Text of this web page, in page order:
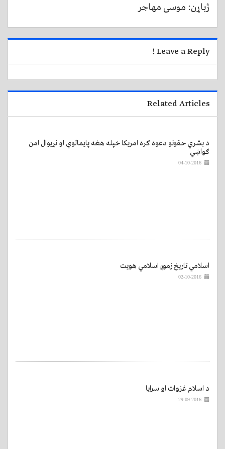
ژباړن: موسی مهاجر
Leave a Reply !
Related Articles
د بشري حقونو دعوه ګره امریکا خپله هغه پايمالوي او نړیوال امن
ګواښي
04-10-2016
اسلامي تاریخ زموږ اسلامي هویت
02-10-2016
د اسلام غزوات او سرایا
29-09-2016